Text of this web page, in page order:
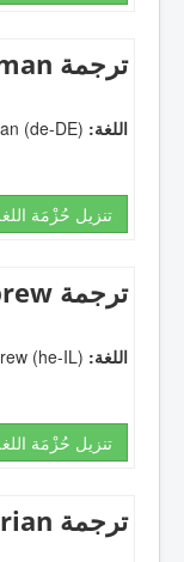
ترجمة German لـ جوملا 1.5
اللغة:
تنزيل حُزْمَة
ترجمة Hebrew لـ جوملا 1.5
اللغة:
تنزيل حُزْمَة
ترجمة Hungarian لـ جوملا 1.5